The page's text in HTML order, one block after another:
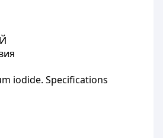
iodide. Specifications